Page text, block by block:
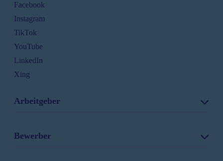
Facebook
Instagram
TikTok
YouTube
LinkedIn
Xing
Arbeitgeber
Produkte & Preise
Bewerber